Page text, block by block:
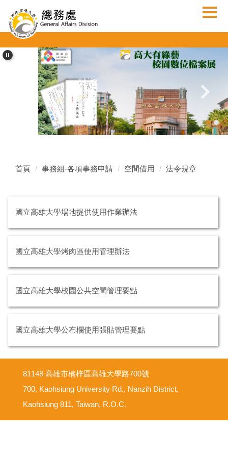
到
主
內
容
首頁 事務組-各項事務申請 空間借用 法令規章
國立高雄大學場地提供使用作業辦法
國立高雄大學烤肉區使用管理辦法
國立高雄大學校園公共空間管理要點
國立高雄大學公布欄使用張貼管理要點
81148 高雄市楠梓區高雄大學路700號
700, Kaohsiung University Rd., Nanzih District,
Kaohsiung 811, Taiwan, R.O.C.